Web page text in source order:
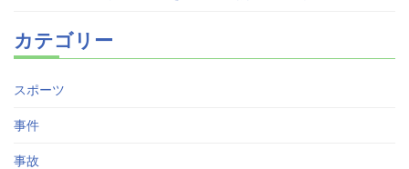
カテゴリー
スポーツ
事件
事故